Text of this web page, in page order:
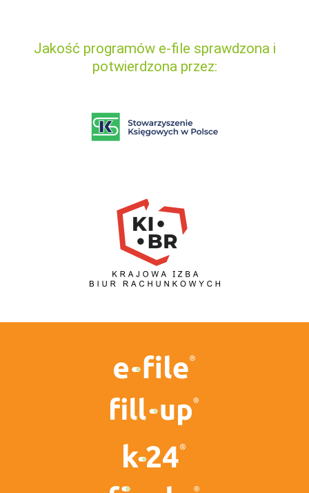
Jakość programów e-file sprawdzona i
potwierdzona przez: